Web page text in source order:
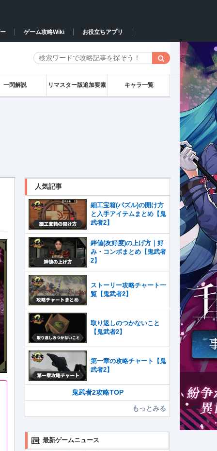
ゲーム攻略Wiki お役立ちアプリ
一閃解説 リマスター版追加要素 キャラ一覧
人気記事
細工宝箱(パズル)の開け方
と入手アイテムまとめ【鬼
武者2】
絆値(友好度)の上げ方｜好
み・コンボまとめ【鬼武者
2】
ストーリー攻略チャート一
覧【鬼武者2】
取り返しのつかないこと
【鬼武者2】
第一章の攻略チャート【鬼
武者2】
鬼武者2攻略TOP
もっとみる
最新ゲームニュース